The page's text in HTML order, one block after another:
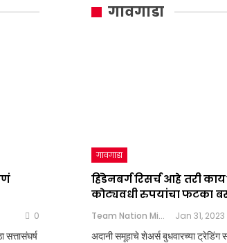
0
सत्तासंघर्ष
गावगाडा
गावगाडा
हिंडेनबर्ग रिसर्च आहे तरी
कोट्यवधी रुपयांचा फटका
Team Nation Mic Jan 31, 2023
अदानी समूहाचे शेअर्स बुधवारच्या ट्रेडिंग